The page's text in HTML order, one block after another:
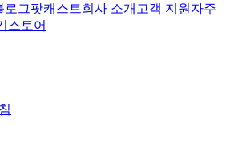
로그팟캐스트회사 소개 고객 지원 자주
스토어